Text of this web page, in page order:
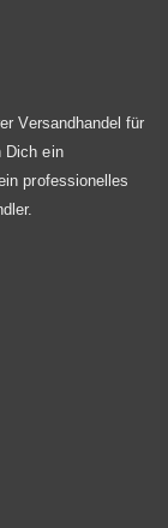
Versandhandel für
Dich ein
professionelles